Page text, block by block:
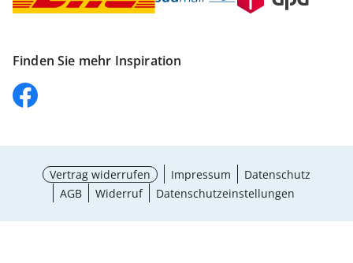
Finden Sie mehr Inspiration
Vertrag widerrufen Impressum
Datenschutz
AGB
Widerruf Datenschutzeinstellungen